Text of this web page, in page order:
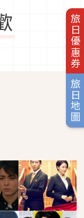
旅日優惠券
旅日地圖